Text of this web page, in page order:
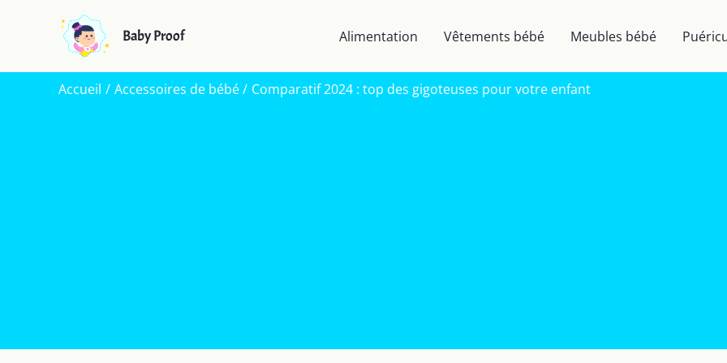
Baby Proof Alimentation Vêtements bébé Meubles bébé
Accueil Accessoires de bébé Comparatif 2024 : top des gigoteuses pour votre enfant